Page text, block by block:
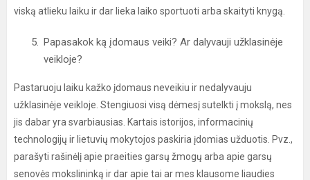
viską atlieku laiku ir dar lieka laiko sportuoti arba skaityti knygą.
Papasakok ką įdomaus veiki? Ar dalyvauji užklasinėje
veikloje?
Pastaruoju laiku kažko įdomaus neveikiu ir nedalyvauju
užklasinėje veikloje. Stengiuosi visą dėmesį sutelkti į mokslą, nes
jis dabar yra svarbiausias. Kartais istorijos, informacinių
technologijų ir lietuvių mokytojos paskiria įdomias užduotis. Pvz.,
parašyti rašinėlį apie praeities garsų žmogų arba apie garsų
senovės mokslininką ir dar apie tai ar mes klausome liaudies